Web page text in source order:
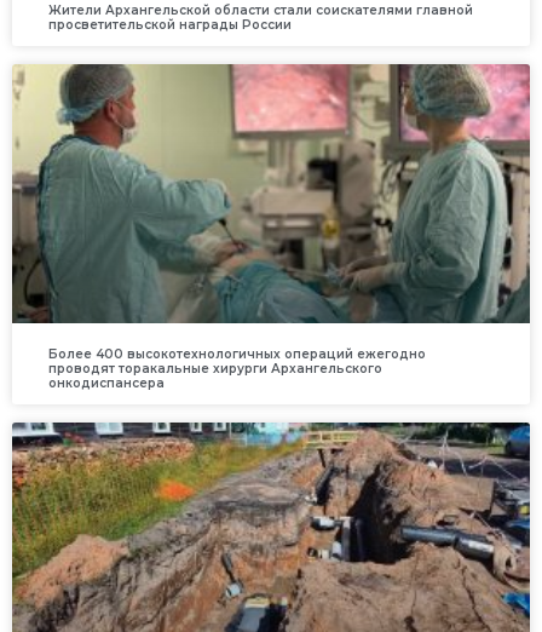
Жители Архангельской области стали соискателями главной
просветительской награды России
Более 400 высокотехнологичных операций ежегодно
проводят торакальные хирурги Архангельского
онкодиспансера